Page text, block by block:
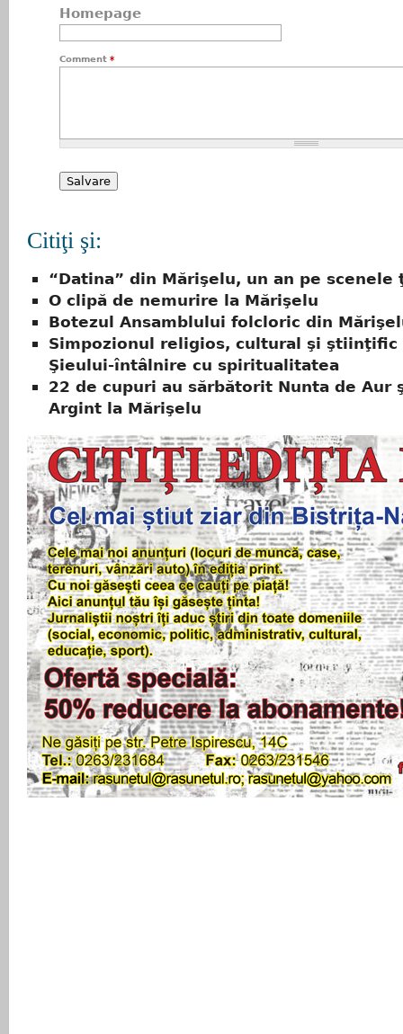
Homepage
Comment *
Citiţi şi:
“Datina” din Mărişelu, un an pe scenele
O clipă de nemurire la Mărişelu
Botezul Ansamblului folcloric din
Simpozionul religios, cultural şi ştiinţific
Şieului-întâlnire cu spiritualitatea
22 de cupuri au sărbătorit Nunta de Aur
Argint la Mărişelu